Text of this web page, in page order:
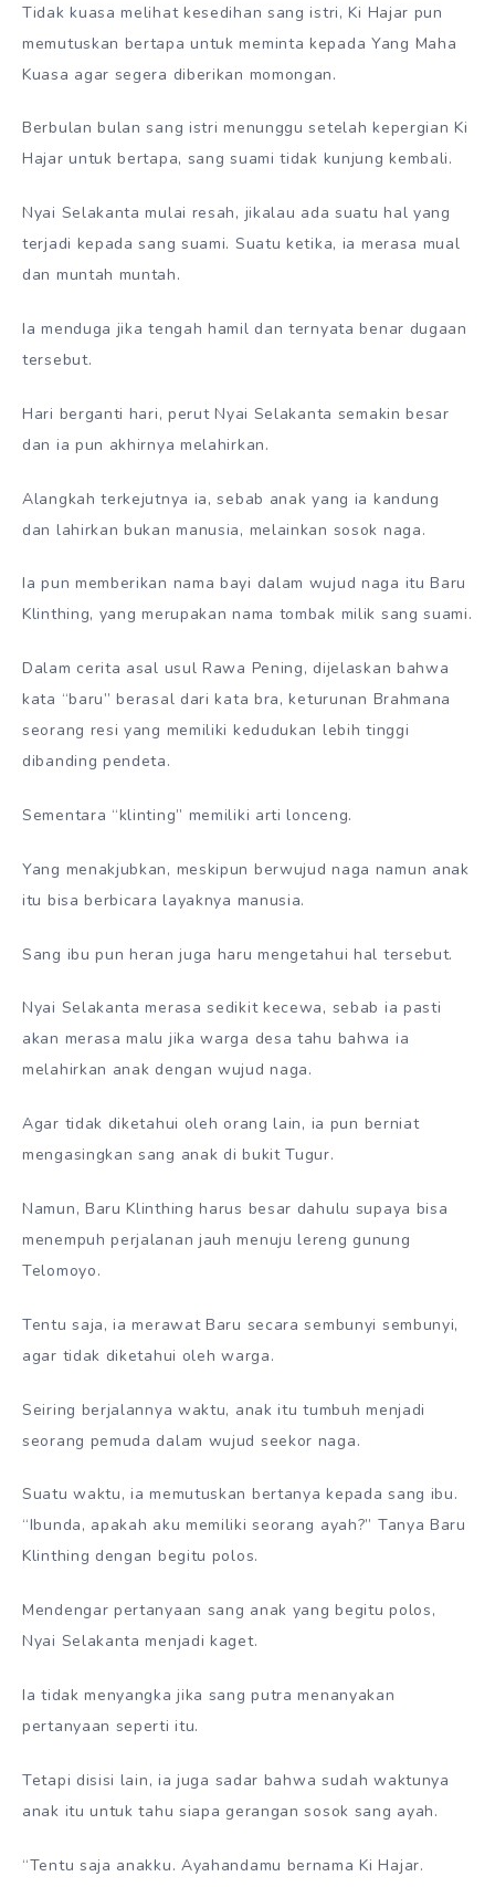
Tidak kuasa melihat kesedihan sang istri, Ki Hajar pun
memutuskan bertapa untuk meminta kepada Yang Maha
Kuasa agar segera diberikan momongan.
Berbulan bulan sang istri menunggu setelah kepergian Ki
Hajar untuk bertapa, sang suami tidak kunjung kembali.
Nyai Selakanta mulai resah, jikalau ada suatu hal yang
terjadi kepada sang suami. Suatu ketika, ia merasa mual
dan muntah muntah.
Ia menduga jika tengah hamil dan ternyata benar dugaan
tersebut.
Hari berganti hari, perut Nyai Selakanta semakin besar
dan ia pun akhirnya melahirkan.
Alangkah terkejutnya ia, sebab anak yang ia kandung
dan lahirkan bukan manusia, melainkan sosok naga.
Ia pun memberikan nama bayi dalam wujud naga itu Baru
Klinthing, yang merupakan nama tombak milik sang suami.
Dalam cerita asal usul Rawa Pening, dijelaskan bahwa
kata “baru” berasal dari kata bra, keturunan Brahmana
seorang resi yang memiliki kedudukan lebih tinggi
dibanding pendeta.
Sementara “klinting” memiliki arti lonceng.
Yang menakjubkan, meskipun berwujud naga namun anak
itu bisa berbicara layaknya manusia.
Sang ibu pun heran juga haru mengetahui hal tersebut.
Nyai Selakanta merasa sedikit kecewa, sebab ia pasti
akan merasa malu jika warga desa tahu bahwa ia
melahirkan anak dengan wujud naga.
Agar tidak diketahui oleh orang lain, ia pun berniat
mengasingkan sang anak di bukit Tugur.
Namun, Baru Klinthing harus besar dahulu supaya bisa
menempuh perjalanan jauh menuju lereng gunung
Telomoyo.
Tentu saja, ia merawat Baru secara sembunyi sembunyi,
agar tidak diketahui oleh warga.
Seiring berjalannya waktu, anak itu tumbuh menjadi
seorang pemuda dalam wujud seekor naga.
Suatu waktu, ia memutuskan bertanya kepada sang ibu.
“Ibunda, apakah aku memiliki seorang ayah?” Tanya Baru
Klinthing dengan begitu polos.
Mendengar pertanyaan sang anak yang begitu polos,
Nyai Selakanta menjadi kaget.
Ia tidak menyangka jika sang putra menanyakan
pertanyaan seperti itu.
Tetapi disisi lain, ia juga sadar bahwa sudah waktunya
anak itu untuk tahu siapa gerangan sosok sang ayah.
“Tentu saja anakku. Ayahandamu bernama Ki Hajar.